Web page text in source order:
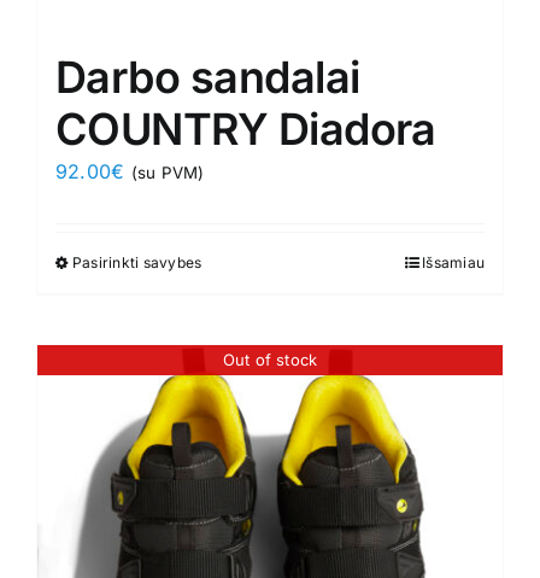
Darbo sandalai
COUNTRY Diadora
92.00€ (su PVM)
Pasirinkti savybesThis
multiple
variants.
The
options
be
chosen
Išsamiau
Out of stock